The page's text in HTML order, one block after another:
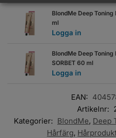
BlondMe Deep Toning
ml
Logga in
BlondMe Deep Toning
SORBET 60 ml
Logga in
EAN:
Artikelnr:
Kategorier: BlondMe, Deep
Hårfärg,